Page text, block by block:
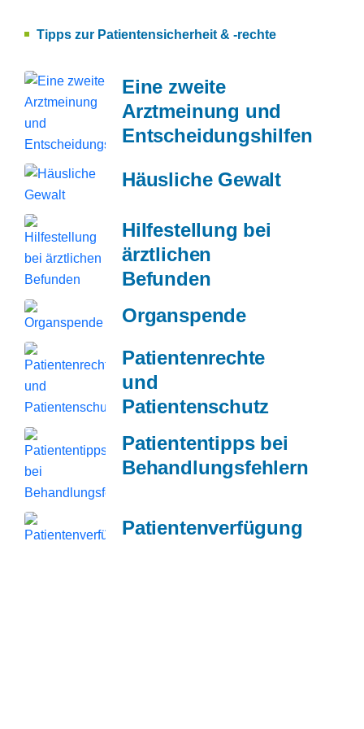
Tipps zur Patientensicherheit & -rechte
Eine zweite
Arztmeinung und
Entscheidungshilfen
Häusliche Gewalt
Hilfestellung bei
ärztlichen
Befunden
Organspende
Patientenrechte
und
Patientenschutz
Patiententipps bei
Behandlungsfehlern
Patientenverfügung